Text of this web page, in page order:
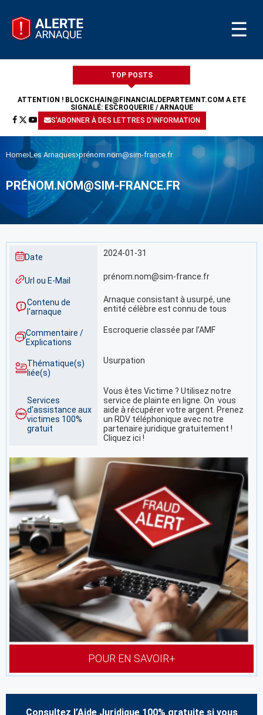
☰
TOP POSTS
ATTENTION ! BLOCKCHAIN@FINANCIALDEPARTEMNT.COM A ÉTÉ
SIGNALÉ: ESCROQUERIE / ARNAQUE
S'ABONNER À DES LETTRES D'INFORMATION
Home Les Arnaques prénom.nom@sim-france.fr
PRÉNOM.NOM@SIM-FRANCE.FR
Date 2024-01-31
Url ou E-Mail prénom.nom@sim-france.fr
Contenu de
l'arnaque
Arnaque consistant à usurpé, une
entité célèbre est connu de tous
Commentaire /
Explications
Escroquerie classée par l’AMF
Thématique(s)
liée(s)
Usurpation
Services
d'assistance aux
victimes 100%
gratuit
Vous êtes Victime ? Utilisez notre
service de plainte en ligne. On vous
aide à récupérer votre argent. Prenez
un RDV téléphonique avec notre
partenaire juridique gratuitement !
Cliquez ici !
POUR EN SAVOIR+
Consultez l’Aide Juridique 100% gratuite si vous